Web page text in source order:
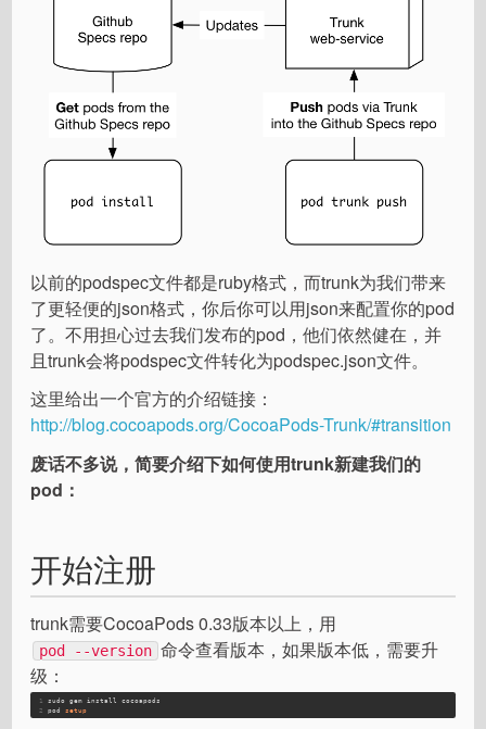
以前的podspec文件都是ruby格式，而trunk为我们带来
了更轻便的json格式，你后你可以用json来配置你的pod
了。不用担心过去我们发布的pod，他们依然健在，并
且trunk会将podspec文件转化为podspec.json文件。
这里给出一个官方的介绍链接：
http://blog.cocoapods.org/CocoaPods-Trunk/#transition
废话不多说，简要介绍下如何使用trunk新建我们的
pod：
开始注册
trunk需要CocoaPods 0.33版本以上，用
pod --version 命令查看版本，如果版本低，需要升
级：
1
2
sudo gem install cocoapods
pod setup